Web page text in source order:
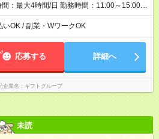
：最大4時間/日 勤務時間：11:00～15:00
告制！ ★残業なし！次の予定も立てやすい
いOK / 副業・WワークOK
応募する 詳細へ
企業名 ギフトグループ
未読